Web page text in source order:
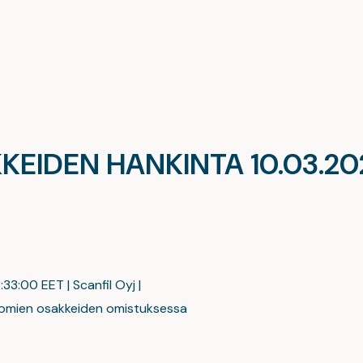
HANKINTA
EET | Scanfil Oyj |
osakkeiden omistuksessa